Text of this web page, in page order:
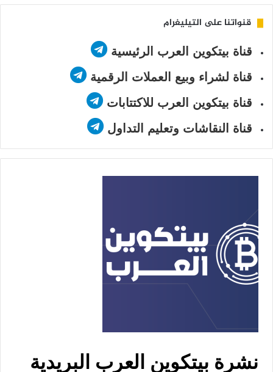
قنواتنا على التيليغرام
قناة بيتكوين العرب الرئيسية
قناة لشراء وبيع العملات الرقمية
قناة بيتكوين العرب للاكتتابات
قناة النقاشات وتعليم التداول